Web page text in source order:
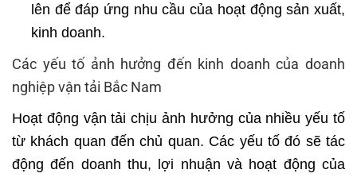
lên để đáp ứng nhu cầu của hoạt động sản xuất,
kinh doanh.
Các yếu tố ảnh hưởng đến kinh doanh của doanh
nghiệp vận tải Bắc Nam
Hoạt động vận tải chịu ảnh hưởng của nhiều yếu tố
từ khách quan đến chủ quan. Các yếu tố đó sẽ tác
động đến doanh thu, lợi nhuận và hoạt động của